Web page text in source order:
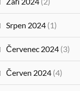
Srpen 2024 (1)
Červenec 2024 (3)
Červen 2024 (4)